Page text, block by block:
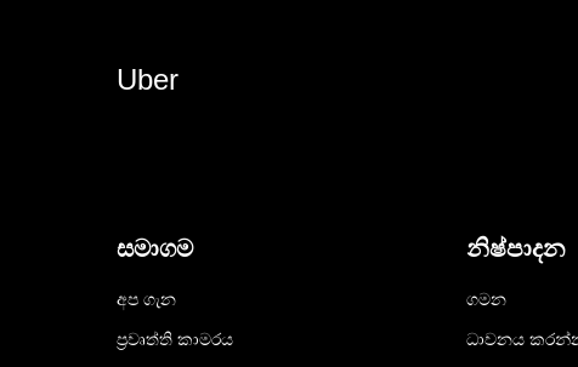
Uber
සමාගම
අප ගැන
ප්‍රවෘත්ති කාමරය
නිෂ්පාදන
ගමන
ධාවනය